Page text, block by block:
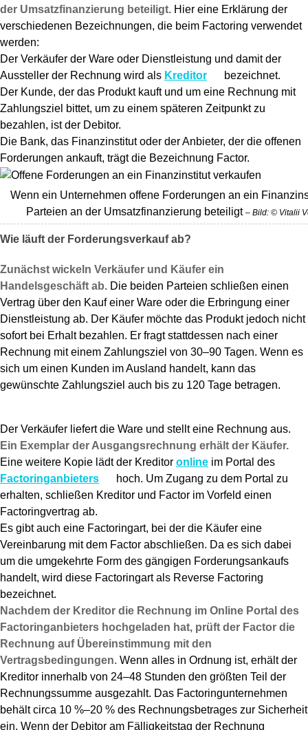
der Umsatzfinanzierung beteiligt. Hier eine Erklärung der
verschiedenen Bezeichnungen, die beim Factoring verwendet
werden:
Der Verkäufer der Ware oder Dienstleistung und damit der
Aussteller der Rechnung wird als Kreditor
bezeichnet.
Der Kunde, der das Produkt kauft und um eine Rechnung mit
Zahlungsziel bittet, um zu einem späteren Zeitpunkt zu
bezahlen, ist der Debitor.
Die Bank, das Finanzinstitut oder der Anbieter, der die offenen
Forderungen ankauft, trägt die Bezeichnung Factor.
Wenn ein Unternehmen offene Forderungen an ein
Parteien an der Umsatzfinanzierung beteiligt – Bild: © Vitalii
Wie läuft der Forderungsverkauf ab?
Zunächst wickeln Verkäufer und Käufer ein
Handelsgeschäft ab. Die beiden Parteien schließen einen
Vertrag über den Kauf einer Ware oder die Erbringung einer
Dienstleistung ab. Der Käufer möchte das Produkt jedoch nicht
sofort bei Erhalt bezahlen. Er fragt stattdessen nach einer
Rechnung mit einem Zahlungsziel von 30–90 Tagen. Wenn es
sich um einen Kunden im Ausland handelt, kann das
gewünschte Zahlungsziel auch bis zu 120 Tage betragen.
Der Verkäufer liefert die Ware und stellt eine Rechnung aus.
Ein Exemplar der Ausgangsrechnung erhält der Käufer.
Eine weitere Kopie lädt der Kreditor online im Portal des
Factoringanbieters
hoch. Um Zugang zu dem Portal zu
erhalten, schließen Kreditor und Factor im Vorfeld einen
Factoringvertrag ab.
Es gibt auch eine Factoringart, bei der die Käufer eine
Vereinbarung mit dem Factor abschließen. Da es sich dabei
um die umgekehrte Form des gängigen Forderungsankaufs
handelt, wird diese Factoringart als Reverse Factoring
bezeichnet.
Nachdem der Kreditor die Rechnung im Online Portal des
Factoringanbieters hochgeladen hat, prüft der Factor die
Rechnung auf Übereinstimmung mit den
Vertragsbedingungen. Wenn alles in Ordnung ist, erhält der
Kreditor innerhalb von 24–48 Stunden den größten Teil der
Rechnungssumme ausgezahlt. Das Factoringunternehmen
behält circa 10 %–20 % des Rechnungsbetrages zur Sicherheit
ein. Wenn der Debitor am Fälligkeitstag der Rechnung